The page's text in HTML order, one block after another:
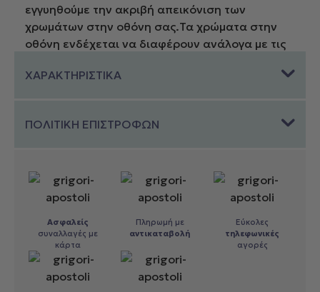
εγγυηθούμε την ακριβή απεικόνιση των
χρωμάτων στην οθόνη σας.Τα χρώματα στην
οθόνη ενδέχεται να διαφέρουν ανάλογα με τις
δεν είστε σίγουροι για το χρώμα συνιστούμε να
ΧΑΡΑΚΤΗΡΙΣΤΙΚΑ
ΠΟΛΙΤΙΚΗ ΕΠΙΣΤΡΟΦΩΝ
Ασφαλείς
συναλλαγές με
κάρτα
Πληρωμή με
αντικαταβολή
Εύκολες
τηλεφωνικές
αγορές